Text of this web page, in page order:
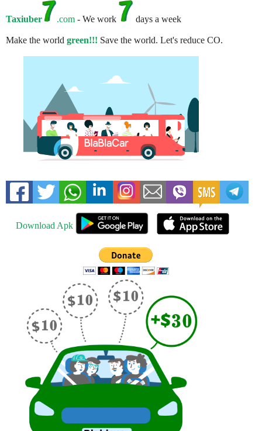
Taxiuber .com - We work days a week
Make the world green!!! Save the world. Let's reduce CO.
Download Apk